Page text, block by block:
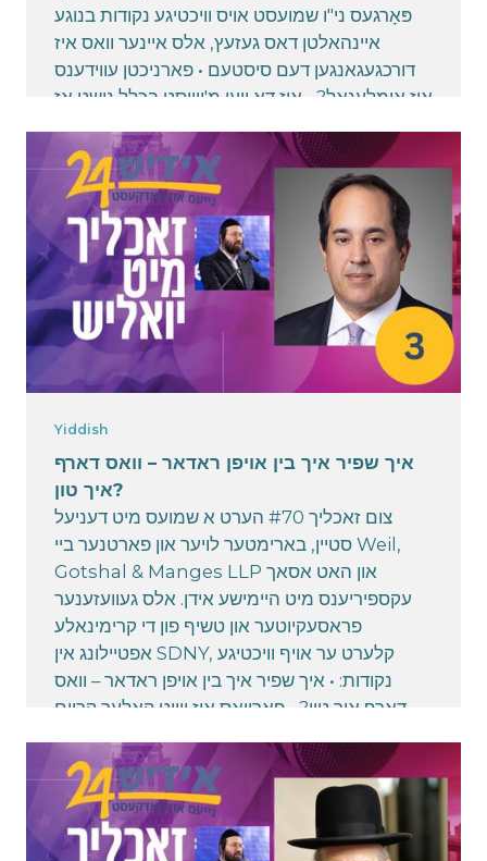
פּאָרגעס ני"ו שמועסט אויס וויכטיגע נקודות בנוגע
איינהאלטן דאס געזעץ, אלס איינער וואס איז
דורכגעגאנגען דעם סיסטעם • פארניכטן עווידענס
איז אומלעגאל? • איז דא ווען מ'ווייסט בכלל נישט אז
אויספארשער אינטערעסירט צו הערן דיינע
תירוצים? • הערט איבער'ן אומגעשמאקע לעבן אין
תפיסה
March 10, 2025
Yiddish
איך שפיר איך בין אויפן ראדאר – וואס דארף
איך טון?
צום זאכליך #70 הערט א שמועס מיט דעניעל
סטיין, בארימטער לויער און פארטנער ביי Weil,
Gotshal & Manges LLP און האט אסאך
עקספיריענס מיט היימישע אידן. אלס געוועזענער
פראסעקיוטער און טשיף פון די קרימינאלע
אפטיילונג אין SDNY, קלערט ער אויף וויכטיגע
נקודות: • איך שפיר איך בין אויפן ראדאר – וואס
דארף איך טון? • פארוואס איז ווייט קאלער קריים
שארפער קעגן חרדישע אידן? • וואס דארף אונזער
ציבור וויסן בנוגע איינהאלטן דאס געזעץ?
March 3, 2025